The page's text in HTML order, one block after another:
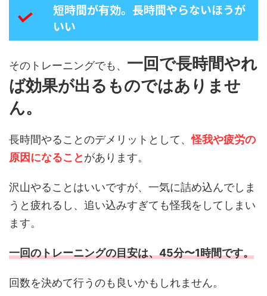
短時間が有効。長時間やらないほうが
いい
そのトレーニングでも、 一回で長時間やれ
ば効果が出るものではありませ
ん。
長時間やることのデメリットとして、怪我や疲労の
原因になることがあります。
沢山やることはいいですが、一気に詰め込んでしま
うと疲れるし、追い込みすぎても怪我をしてしまい
ます。
一回のトレーニングの目安は、45分〜1時間です。
回数を決めて行うのも良いかもしれません。